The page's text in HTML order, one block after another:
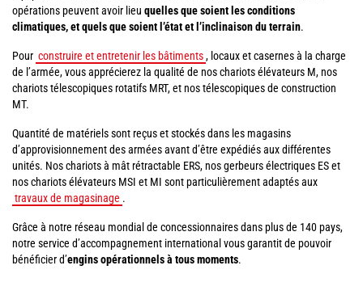
opérations peuvent avoir lieu quelles que soient les conditions
climatiques, et quels que soient l’état et l’inclinaison du terrain.
Pour construire et entretenir les bâtiments, locaux et casernes à la charge
de l’armée, vous apprécierez la qualité de nos chariots élévateurs M, nos
chariots télescopiques rotatifs MRT, et nos télescopiques de construction
MT.
Quantité de matériels sont reçus et stockés dans les magasins
d’approvisionnement des armées avant d’être expédiés aux différentes
unités. Nos chariots à mât rétractable ERS, nos gerbeurs électriques ES et
nos chariots élévateurs MSI et MI sont particulièrement adaptés aux
travaux de magasinage .
Grâce à notre réseau mondial de concessionnaires dans plus de 140 pays,
notre service d’accompagnement international vous garantit de pouvoir
bénéficier d’engins opérationnels à tous moments.